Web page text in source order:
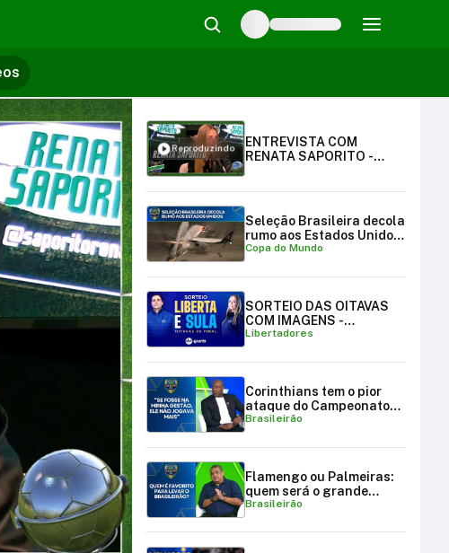
Reproduzindo
ENTREVISTA COM
RENATA SAPORITO -
Seleção Brasileira decola
rumo aos Estados Unidos
para a Copa do Mundo
Copa do Mundo
SORTEIO DAS OITAVAS
COM IMAGENS -
LIBERTADORES E
Libertadores
Corinthians tem o pior
ataque do Campeonato
Brasileiro
Brasileirão
Flamengo ou Palmeiras:
quem será o grande
campeão brasileiro?
Brasileirão